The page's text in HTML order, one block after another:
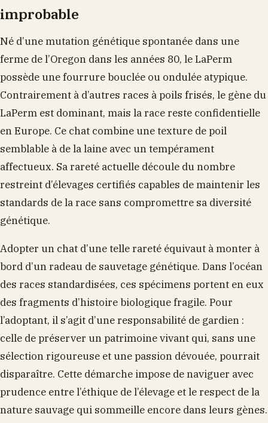
improbable
Né d’une mutation génétique spontanée dans une
ferme de l’Oregon dans les années 80, le LaPerm
possède une fourrure bouclée ou ondulée atypique.
Contrairement à d’autres races à poils frisés, le gène du
LaPerm est dominant, mais la race reste confidentielle
en Europe. Ce chat combine une texture de poil
semblable à de la laine avec un tempérament
affectueux. Sa rareté actuelle découle du nombre
restreint d’élevages certifiés capables de maintenir les
standards de la race sans compromettre sa diversité
génétique.
Adopter un chat d’une telle rareté équivaut à monter à
bord d’un radeau de sauvetage génétique. Dans l’océan
des races standardisées, ces spécimens portent en eux
des fragments d’histoire biologique fragile. Pour
l’adoptant, il s’agit d’une responsabilité de gardien :
celle de préserver un patrimoine vivant qui, sans une
sélection rigoureuse et une passion dévouée, pourrait
disparaître. Cette démarche impose de naviguer avec
prudence entre l’éthique de l’élevage et le respect de la
nature sauvage qui sommeille encore dans leurs gènes.